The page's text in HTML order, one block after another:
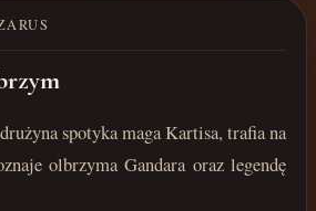
spotyka maga Kartisa, trafia na
olbrzyma Gandara oraz legendę